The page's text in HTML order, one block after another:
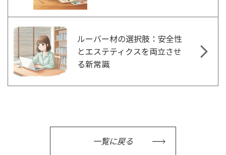
ルーバー材の選択肢：安全性
とエステティクスを両立させ
る新常識
一覧に戻る